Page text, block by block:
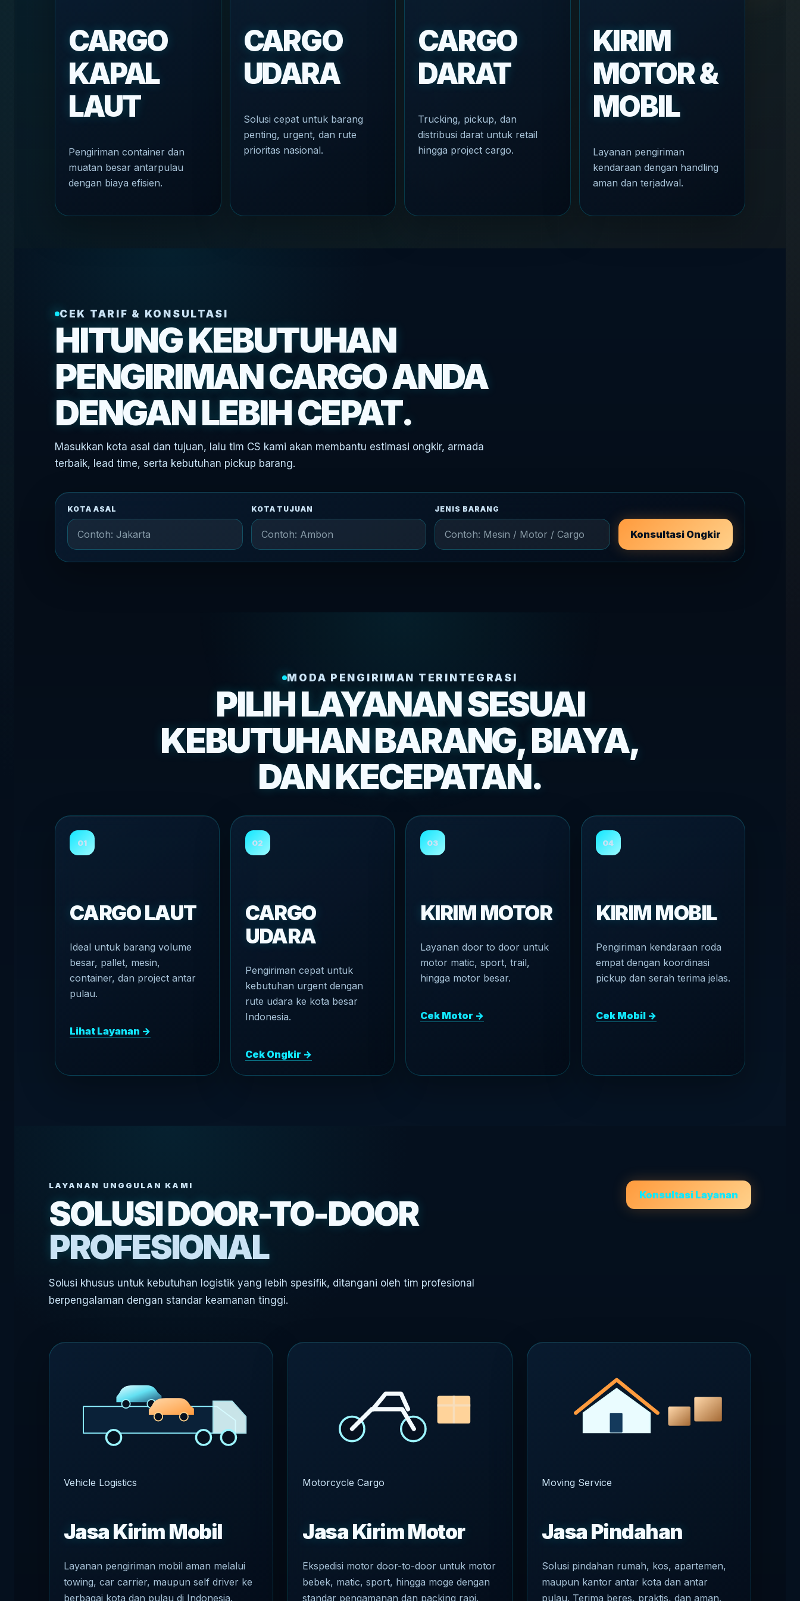
CARGO
KAPAL
LAUT
Pengiriman container dan
muatan besar antarpulau
dengan biaya efisien.
CARGO
UDARA
Solusi cepat untuk barang
penting, urgent, dan rute
prioritas nasional.
CARGO
DARAT
Trucking, pickup, dan
distribusi darat untuk retail
hingga project cargo.
KIRIM
MOTOR &
MOBIL
Layanan pengiriman
kendaraan dengan handling
aman dan terjadwal.
CEK TARIF & KONSULTASI
HITUNG KEBUTUHAN
PENGIRIMAN CARGO ANDA
DENGAN LEBIH CEPAT.
Masukkan kota asal dan tujuan, lalu tim CS kami akan membantu estimasi ongkir, armada
terbaik, lead time, serta kebutuhan pickup barang.
KOTA ASAL KOTA TUJUAN JENIS BARANG
Konsultasi Ongkir
MODA PENGIRIMAN TERINTEGRASI
PILIH LAYANAN SESUAI
KEBUTUHAN BARANG, BIAYA,
DAN KECEPATAN.
01
CARGO LAUT
Ideal untuk barang volume
besar, pallet, mesin,
container, dan project antar
pulau.
Lihat Layanan →
02
CARGO
UDARA
Pengiriman cepat untuk
kebutuhan urgent dengan
rute udara ke kota besar
Indonesia.
Cek Ongkir →
03
KIRIM MOTOR
Layanan door to door untuk
motor matic, sport, trail,
hingga motor besar.
Cek Motor →
04
KIRIM MOBIL
Pengiriman kendaraan roda
empat dengan koordinasi
pickup dan serah terima jelas.
Cek Mobil →
LAYANAN UNGGULAN KAMI
SOLUSI DOOR-TO-DOOR
PROFESIONAL
Solusi khusus untuk kebutuhan logistik yang lebih spesifik, ditangani oleh tim profesional
berpengalaman dengan standar keamanan tinggi.
Konsultasi Layanan
Vehicle Logistics
Jasa Kirim Mobil
Layanan pengiriman mobil aman melalui
towing, car carrier, maupun self driver ke
berbagai kota dan pulau di Indonesia.
Motorcycle Cargo
Jasa Kirim Motor
Ekspedisi motor door-to-door untuk motor
bebek, matic, sport, hingga moge dengan
standar pengamanan dan packing rapi.
Moving Service
Jasa Pindahan
Solusi pindahan rumah, kos, apartemen,
maupun kantor antar kota dan antar
pulau. Terima beres, praktis, dan aman.